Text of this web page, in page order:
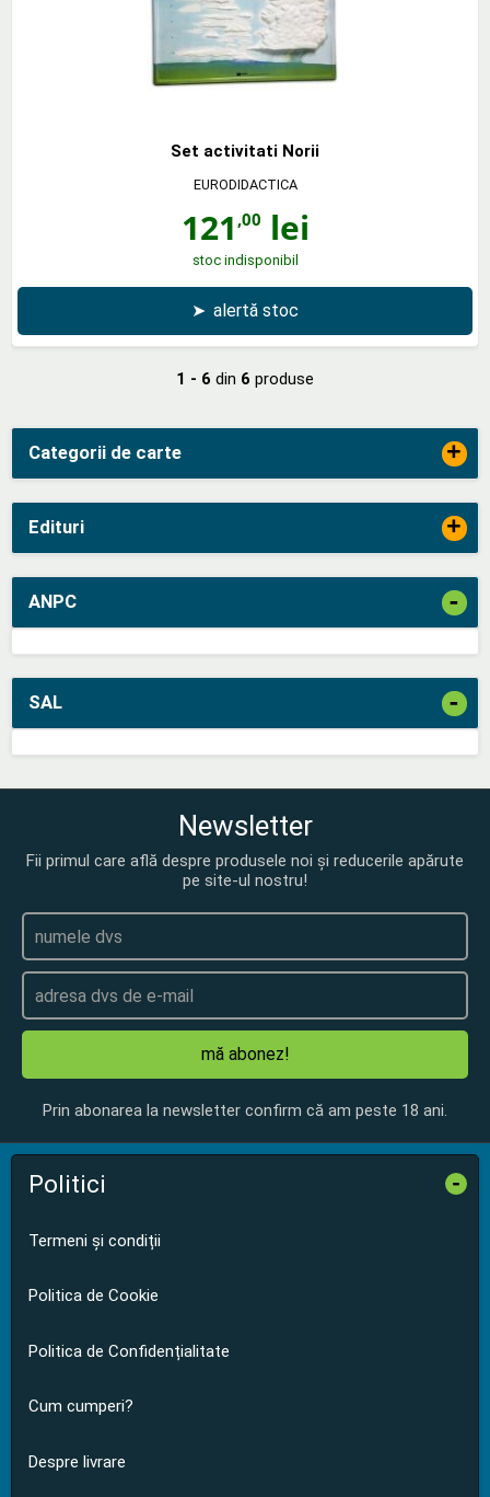
Categorii de carte +
Edituri +
ANPC -
SAL -
Set activitati Norii
EURODIDACTICA
121 ,00 lei
stoc indisponibil
➤ alertă stoc
1 - 6 din 6 produse
Newsletter
Fii primul care află despre produsele noi și reducerile apărute
pe site-ul nostru!
mă abonez!
Prin abonarea la newsletter confirm că am peste 18 ani.
Politici -
Termeni și condiții
Politica de Cookie
Politica de Confidențialitate
Cum cumperi?
Despre livrare